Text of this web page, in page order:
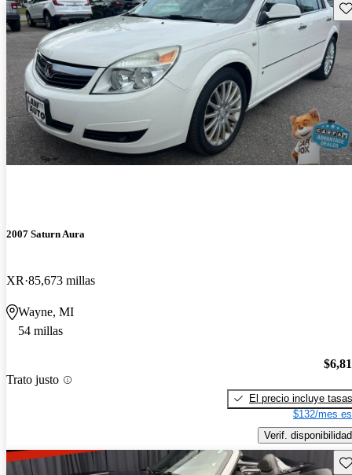
2007 Saturn Aura
XR 85,673 millas
Wayne, MI
54 millas
Trato justo
El precio incluye tasas
$132/mes
Verif. disponibilidad